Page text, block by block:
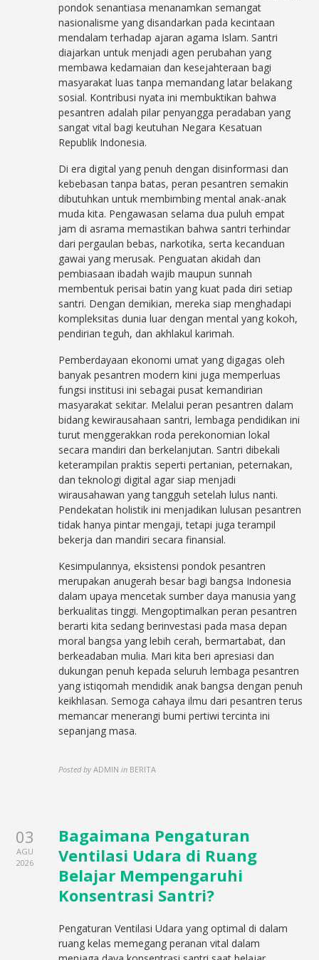
pondok senantiasa menanamkan semangat
nasionalisme yang disandarkan pada kecintaan
mendalam terhadap ajaran agama Islam. Santri
diajarkan untuk menjadi agen perubahan yang
membawa kedamaian dan kesejahteraan bagi
masyarakat luas tanpa memandang latar belakang
sosial. Kontribusi nyata ini membuktikan bahwa
pesantren adalah pilar penyangga peradaban yang
sangat vital bagi keutuhan Negara Kesatuan
Republik Indonesia.
Di era digital yang penuh dengan disinformasi dan
kebebasan tanpa batas, peran pesantren semakin
dibutuhkan untuk membimbing mental anak-anak
muda kita. Pengawasan selama dua puluh empat
jam di asrama memastikan bahwa santri terhindar
dari pergaulan bebas, narkotika, serta kecanduan
gawai yang merusak. Penguatan akidah dan
pembiasaan ibadah wajib maupun sunnah
membentuk perisai batin yang kuat pada diri setiap
santri. Dengan demikian, mereka siap menghadapi
kompleksitas dunia luar dengan mental yang kokoh,
pendirian teguh, dan akhlakul karimah.
Pemberdayaan ekonomi umat yang digagas oleh
banyak pesantren modern kini juga memperluas
fungsi institusi ini sebagai pusat kemandirian
masyarakat sekitar. Melalui peran pesantren dalam
bidang kewirausahaan santri, lembaga pendidikan ini
turut menggerakkan roda perekonomian lokal
secara mandiri dan berkelanjutan. Santri dibekali
keterampilan praktis seperti pertanian, peternakan,
dan teknologi digital agar siap menjadi
wirausahawan yang tangguh setelah lulus nanti.
Pendekatan holistik ini menjadikan lulusan pesantren
tidak hanya pintar mengaji, tetapi juga terampil
bekerja dan mandiri secara finansial.
Kesimpulannya, eksistensi pondok pesantren
merupakan anugerah besar bagi bangsa Indonesia
dalam upaya mencetak sumber daya manusia yang
berkualitas tinggi. Mengoptimalkan peran pesantren
berarti kita sedang berinvestasi pada masa depan
moral bangsa yang lebih cerah, bermartabat, dan
berkeadaban mulia. Mari kita beri apresiasi dan
dukungan penuh kepada seluruh lembaga pesantren
yang istiqomah mendidik anak bangsa dengan penuh
keikhlasan. Semoga cahaya ilmu dari pesantren terus
memancar menerangi bumi pertiwi tercinta ini
sepanjang masa.
Posted by ADMIN in BERITA
03
AGU
2026
Bagaimana Pengaturan
Ventilasi Udara di Ruang
Belajar Mempengaruhi
Konsentrasi Santri?
Pengaturan Ventilasi Udara yang optimal di dalam
ruang kelas memegang peranan vital dalam